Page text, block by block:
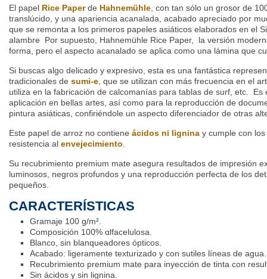
El papel Rice Paperde Hahnemühle, con tan sólo un grosor de
translúcido, y una apariencia acanalada, acabado apreciado por
que se remonta a los primeros papeles asiáticos elaborados en el
alambre Por supuesto, Hahnemühle Rice Paper, la versión
forma, pero el aspecto acanalado se aplica como una lámina que
Si buscas algo delicado y expresivo, esta es una fantástica
tradicionales de sumi-e, que se utilizan con más frecuencia en el
utiliza en la fabricación de calcomanías para tablas de surf, etc. Es
aplicación en bellas artes, así como para la reproducción de
pintura asiáticas, confiriéndole un aspecto diferenciador de otras
Este papel de arroz no contiene ácidos ni lignina y cumple con
resistencia al envejecimiento.
Su recubrimiento premium mate asegura resultados de impresión
luminosos, negros profundos y una reproducción perfecta de los
pequeños.
CARACTERÍSTICAS
Gramaje 100 g/m².
Composición 100% αlfacelulosa.
Blanco, sin blanqueadores ópticos.
Acabado: ligeramente texturizado y con sutiles líneas de agua.
Recubrimiento premium mate para inyección de tinta con
Sin ácidos y sin lignina.